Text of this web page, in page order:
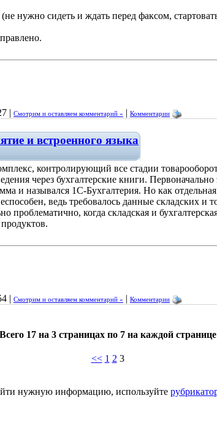
нужно сидеть и ждать перед факсом,
| Смотрим и оставляем комментарий » | Комментарии
и встроенного языка
контролирующий все стадии
через бухгалтерские книги. Первоначально
и назывался 1C-Бухгалтерия. Но как отдельная
ведь требовалось данные складских и
проблематично, когда складская и
| Смотрим и оставляем комментарий » | Комментарии
Всего 17 на 3 страницах по 7 на каждой странице
<< 1 2 3
нужную информацию, используйте